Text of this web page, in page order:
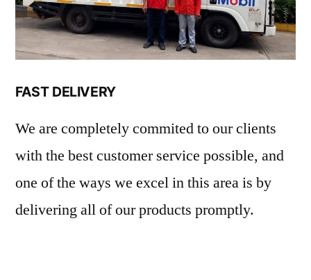
FAST DELIVERY
We are completely commited to our clients
with the best customer service possible, and
one of the ways we excel in this area is by
delivering all of our products promptly.